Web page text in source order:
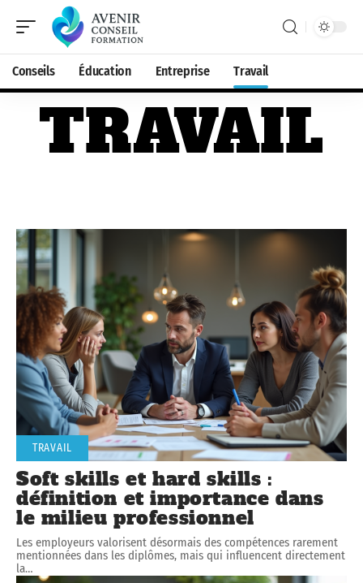
Conseils Éducation Entreprise Travail
TRAVAIL
TRAVAIL
Soft skills et hard skills :
définition et importance dans
le milieu professionnel
Les employeurs valorisent désormais des compétences rarement
mentionnées dans les diplômes, mais qui influencent directement
la…